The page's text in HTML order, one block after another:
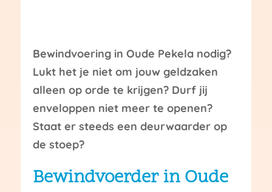
Bewindvoering in Oude Pekela nodig?
Lukt het je niet om jouw geldzaken
alleen op orde te krijgen? Durf jij
enveloppen niet meer te openen?
Staat er steeds een deurwaarder op
de stoep?
Bewindvoerder in Oude